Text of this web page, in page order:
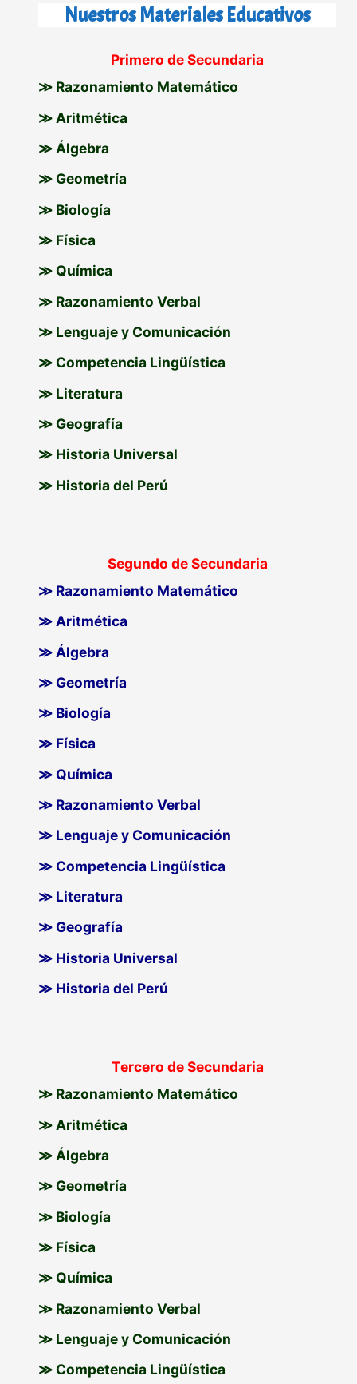
r
p
o
Nuestros Materiales Educativos
Primero de Secundaria
≫ Razonamiento Matemático
≫ Aritmética
≫ Álgebra
≫ Geometría
≫ Biología
≫ Física
≫ Química
≫ Razonamiento Verbal
≫ Lenguaje y Comunicación
≫ Competencia Lingüística
≫ Literatura
≫ Geografía
≫ Historia Universal
≫ Historia del Perú
Segundo de Secundaria
≫ Razonamiento Matemático
≫ Aritmética
≫ Álgebra
≫ Geometría
≫ Biología
≫ Física
≫ Química
≫ Razonamiento Verbal
≫ Lenguaje y Comunicación
≫ Competencia Lingüística
≫ Literatura
≫ Geografía
≫ Historia Universal
≫ Historia del Perú
Tercero de Secundaria
≫ Razonamiento Matemático
≫ Aritmética
≫ Álgebra
≫ Geometría
≫ Biología
≫ Física
≫ Química
≫ Razonamiento Verbal
≫ Lenguaje y Comunicación
≫ Competencia Lingüística